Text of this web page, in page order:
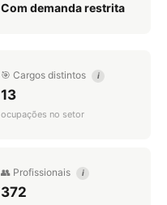
Com demanda restrita
🎯 Cargos distintos i
13
ocupações no setor
👥 Profissionais i
372